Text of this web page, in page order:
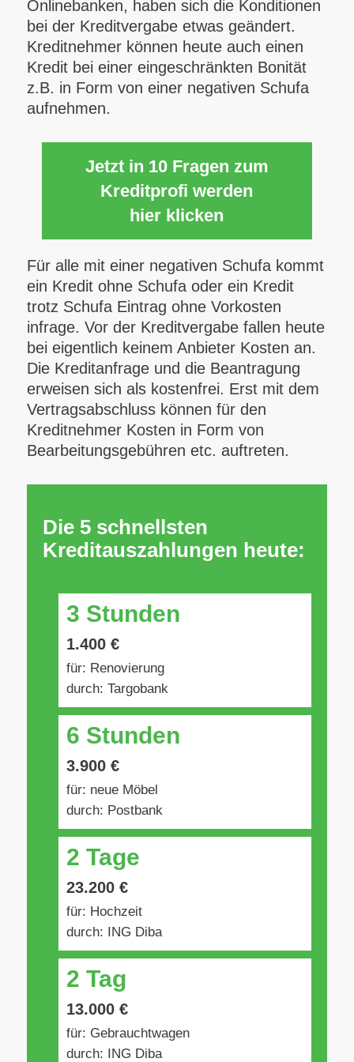
Onlinebanken, haben sich die Konditionen
bei der Kreditvergabe etwas geändert.
Kreditnehmer können heute auch einen
Kredit bei einer eingeschränkten Bonität
z.B. in Form von einer negativen Schufa
aufnehmen.
Jetzt in 10 Fragen zum
Kreditprofi werden
hier klicken
Für alle mit einer negativen Schufa kommt
ein Kredit ohne Schufa oder ein Kredit
trotz Schufa Eintrag ohne Vorkosten
infrage. Vor der Kreditvergabe fallen heute
bei eigentlich keinem Anbieter Kosten an.
Die Kreditanfrage und die Beantragung
erweisen sich als kostenfrei. Erst mit dem
Vertragsabschluss können für den
Kreditnehmer Kosten in Form von
Bearbeitungsgebühren etc. auftreten.
Die 5 schnellsten
Kreditauszahlungen heute:
3 Stunden
1.400 €
für: Renovierung
durch: Targobank
6 Stunden
3.900 €
für: neue Möbel
durch: Postbank
2 Tage
23.200 €
für: Hochzeit
durch: ING Diba
2 Tag
13.000 €
für: Gebrauchtwagen
durch: ING Diba